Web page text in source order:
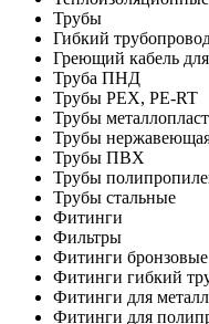
Трубы
Гибкий
Греющий кабель
Труба ПНД
Трубы PEX, PE-RT
Трубы
Трубы нержавеющая
Трубы ПВХ
Трубы
Трубы стальные
Фитинги
Фильтры
Фитинги бронзовые
Фитинги гибкий
Фитинги для
Фитинги для